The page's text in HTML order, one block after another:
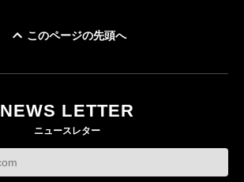
このページの先頭へ
NEWS LETTER
ニュースレター